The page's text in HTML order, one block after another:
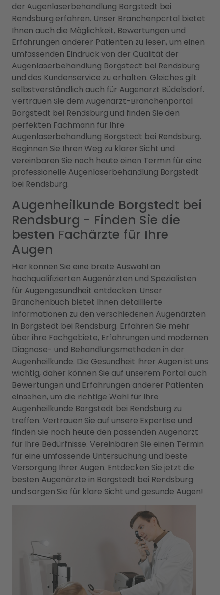
der Augenlaserbehandlung Borgstedt bei
Rendsburg erfahren. Unser Branchenportal bietet
Ihnen auch die Möglichkeit, Bewertungen und
Erfahrungen anderer Patienten zu lesen, um einen
umfassenden Eindruck von der Qualität der
Augenlaserbehandlung Borgstedt bei Rendsburg
und des Kundenservice zu erhalten. Gleiches gilt
selbstverständlich auch für Augenarzt Büdelsdorf.
Vertrauen Sie dem Augenarzt-Branchenportal
Borgstedt bei Rendsburg und finden Sie den
perfekten Fachmann für Ihre
Augenlaserbehandlung Borgstedt bei Rendsburg.
Beginnen Sie Ihren Weg zu klarer Sicht und
vereinbaren Sie noch heute einen Termin für eine
professionelle Augenlaserbehandlung Borgstedt
bei Rendsburg.
Augenheilkunde Borgstedt bei
Rendsburg - Finden Sie die
besten Fachärzte für Ihre
Augen
Hier können Sie eine breite Auswahl an
hochqualifizierten Augenärzten und Spezialisten
für Augengesundheit entdecken. Unser
Branchenbuch bietet Ihnen detaillierte
Informationen zu den verschiedenen Augenärzten
in Borgstedt bei Rendsburg. Erfahren Sie mehr
über ihre Fachgebiete, Erfahrungen und modernen
Diagnose- und Behandlungsmethoden in der
Augenheilkunde. Die Gesundheit Ihrer Augen ist uns
wichtig, daher können Sie auf unserem Portal auch
Bewertungen und Erfahrungen anderer Patienten
einsehen, um die richtige Wahl für Ihre
Augenheilkunde Borgstedt bei Rendsburg zu
treffen. Vertrauen Sie auf unsere Expertise und
finden Sie noch heute den passenden Augenarzt
für Ihre Bedürfnisse. Vereinbaren Sie einen Termin
für eine umfassende Untersuchung und beste
Versorgung Ihrer Augen. Entdecken Sie jetzt die
besten Augenärzte in Borgstedt bei Rendsburg
und sorgen Sie für klare Sicht und gesunde Augen!